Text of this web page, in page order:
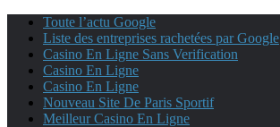
Toute l’actu Google
Liste des entreprises rachetées par Google
Casino En Ligne Sans Verification
Casino En Ligne
Casino En Ligne
Nouveau Site De Paris Sportif
Meilleur Casino En Ligne